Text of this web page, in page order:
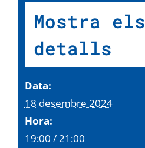
Mostra els
detalls
Data:
18 desembre 2024
Hora:
19:00 / 21:00